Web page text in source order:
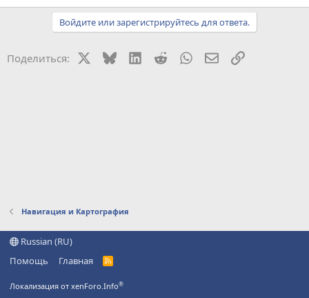
Войдите или зарегистрируйтесь для ответа.
Поделиться: BlueskyLinkedIn
RedditWhatsAppЭлектронная
Ссылка
Навигация и Картография
Russian (RU)
Помощь
Главная
R
Локализация от xenForo.Info®